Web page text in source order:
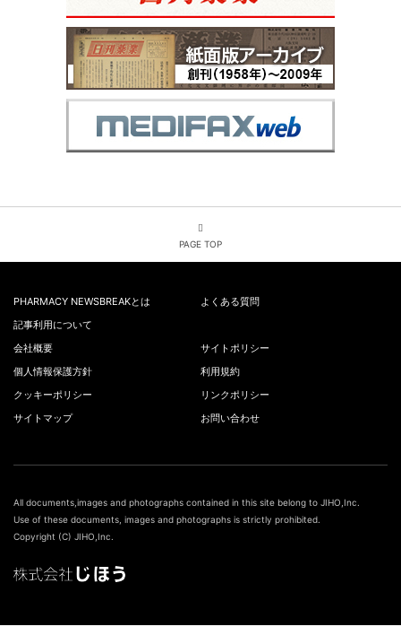
PAGE TOP
PHARMACY NEWSBREAKとは
よくある質問
記事利用について
会社概要
サイトポリシー
個人情報保護方針
利用規約
クッキーポリシー
リンクポリシー
サイトマップ
お問い合わせ
All documents,images and photographs contained in this site belong to JIHO,Inc.
Use of these documents, images and photographs is strictly prohibited.
Copyright (C) JIHO,Inc.